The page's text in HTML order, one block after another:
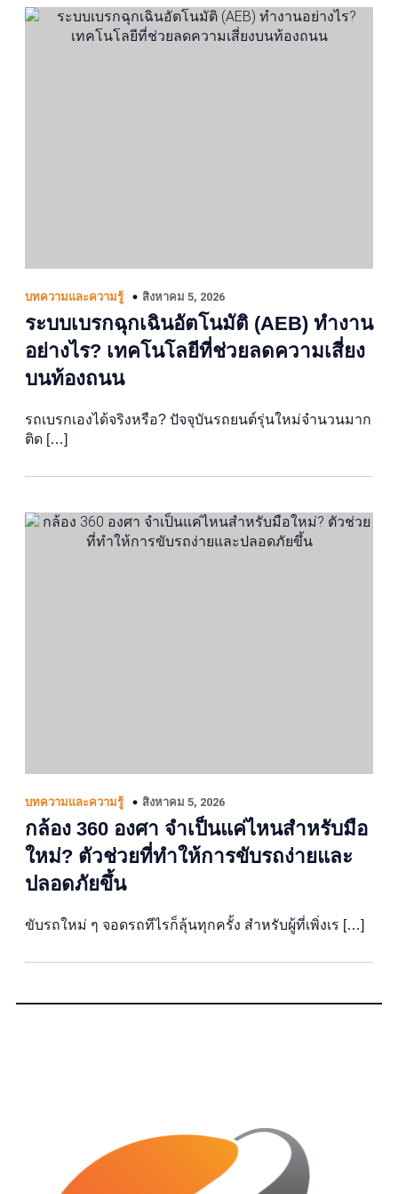
บทความและความรู้ สิงหาคม 5, 2026
ระบบเบรกฉุกเฉินอัตโนมัติ (AEB) ทำงาน
อย่างไร? เทคโนโลยีที่ช่วยลดความเสี่ยง
บนท้องถนน
รถเบรกเองได้จริงหรือ? ปัจจุบันรถยนต์รุ่นใหม่จำนวนมาก
ติด […]
บทความและความรู้ สิงหาคม 5, 2026
กล้อง 360 องศา จำเป็นแค่ไหนสำหรับมือ
ใหม่? ตัวช่วยที่ทำให้การขับรถง่ายและ
ปลอดภัยขึ้น
ขับรถใหม่ ๆ จอดรถทีไรก็ลุ้นทุกครั้ง สำหรับผู้ที่เพิ่งเร […]